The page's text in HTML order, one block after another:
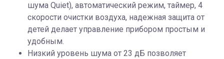
шума Quiet), автоматический режим, таймер, 4
скорости очистки воздуха, надежная защита от
детей делает управление прибором простым и
удобным.
Низкий уровень шума от 23 дБ позволяет